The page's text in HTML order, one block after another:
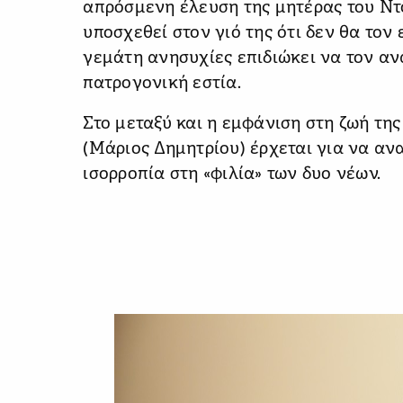
απρόσμενη έλευση της μητέρας του
υποσχεθεί στον γιό της ότι δεν θα
γεμάτη ανησυχίες επιδιώκει να τον
πατρογονική εστία.
Στο μεταξύ και η εμφάνιση στη ζωή
(Μάριος Δημητρίου) έρχεται για να
ισορροπία στη «φιλία» των δυο νέων.